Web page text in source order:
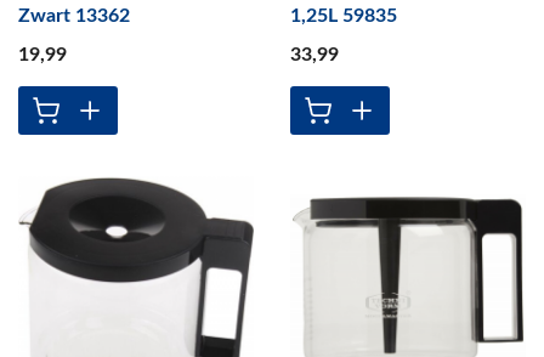
Zwart 13362
19,99
1,25L 59835
33,99